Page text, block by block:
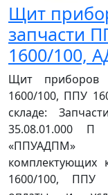
Щит
запчасти
1600/100,
Щит приборов
1600/100, ППУ
складе:
35.08.01.000
«ППУАДПМ»
комплектующих
1600/100, ППУ